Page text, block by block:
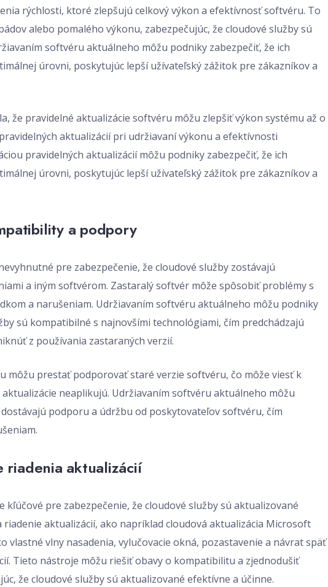
rýchlosti, ktoré zlepšujú celkový výkon a efektívnosť softvéru. To
alebo pomalého výkonu, zabezpečujúc, že cloudové služby sú
softvéru aktuálneho môžu podniky zabezpečiť, že ich
úrovni, poskytujúc lepší užívateľský zážitok pre zákazníkov a
že pravidelné aktualizácie softvéru môžu zlepšiť výkon systému až o
aktualizácií pri udržiavaní výkonu a efektívnosti
pravidelných aktualizácií môžu podniky zabezpečiť, že ich
úrovni, poskytujúc lepší užívateľský zážitok pre zákazníkov a
a podpory
pre zabezpečenie, že cloudové služby zostávajú
a iným softvérom. Zastaralý softvér môže spôsobiť problémy s
a narušeniam. Udržiavaním softvéru aktuálneho môžu podniky
sú kompatibilné s najnovšími technológiami, čím predchádzajú
z používania zastaraných verzií.
môžu prestať podporovať staré verzie softvéru, čo môže viesť k
neaplikujú. Udržiavaním softvéru aktuálneho môžu
podporu a údržbu od poskytovateľov softvéru, čím
riadenia aktualizácií
kľúčové pre zabezpečenie, že cloudové služby sú aktualizované
aktualizácií, ako napríklad cloudová aktualizácia Microsoft
vlastné vlny nasadenia, vylučovacie okná, pozastavenie a návrat späť
Tieto nástroje môžu riešiť obavy o kompatibilitu a zjednodušiť
že cloudové služby sú aktualizované efektívne a účinne.